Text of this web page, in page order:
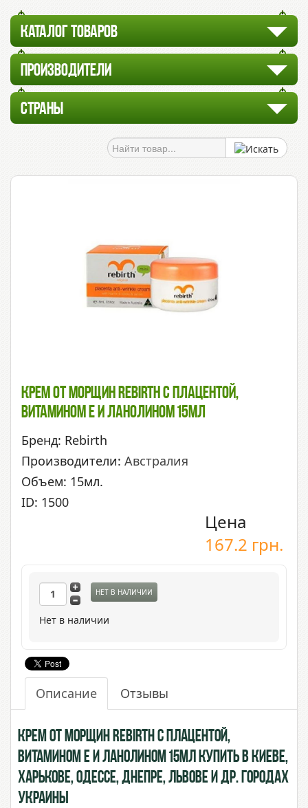
КАТАЛОГ ТОВАРОВ
ПРОИЗВОДИТЕЛИ
СТРАНЫ
Крем От Морщин Rebirth С Плацентой,
Витамином Е И Ланолином 15мл
Бренд: Rebirth
Производители: Австралия
Объем: 15мл.
ID: 1500
Цена
167.2 грн.
НЕТ В НАЛИЧИИ
Нет в наличии
Описание Отзывы
Крем от морщин Rebirth с Плацентой,
Витамином Е и Ланолином 15мл купить в Киеве,
Харькове, Одессе, Днепре, Львове и др. городах
Украины